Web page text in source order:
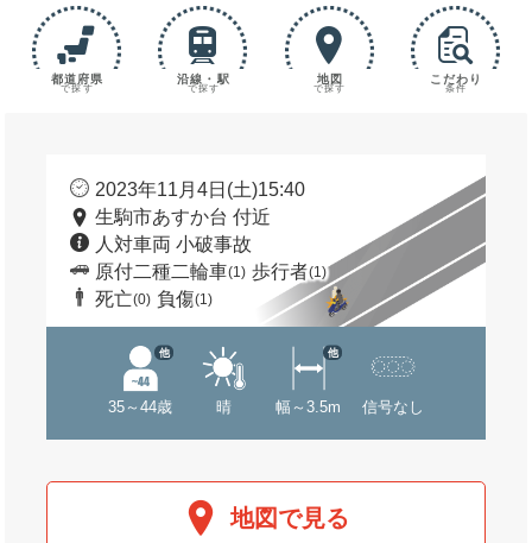
都道府県
で探す
沿線・駅
で探す
地図
で探す
こだわり
条件
2023年11月4日(土)15:40
生駒市あすか台 付近
人対車両 小破事故
原付二種二輪車(1) 歩行者(1)
死亡(0) 負傷(1)
35～44歳
他
晴 幅～3.5m
他
信号なし
地図で見る